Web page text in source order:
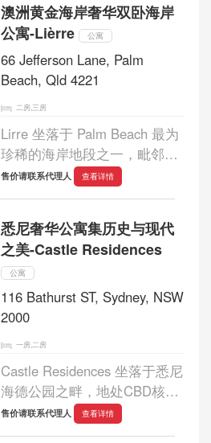
所 Rothelowman Architects 精
心构思与打造，以光影...
澳洲黄金海岸奢华双卧海岸
公寓-Lièrre
公寓
66 Jefferson Lane, Palm
Beach, Qld 4221
二房,三房
Lirre 坐落于 Palm Beach 最为
珍稀的海岸地段之一，毗邻
Tallebudgera Creek 与
社区生活之间取得恰到好处的
平衡。项目以对在地生活方
式...
售价请联系代理人 查看详情
悉尼奢华公寓集历史与现代
之美-Castle Residences
公寓
116 Bathurst ST, Sydney, NSW
2000
一房,二房
Castle Residences 坐落于悉尼
海德公园之畔，地处CBD核心
地段，尊享奢华生活的至高境
界，打造城市中极具标志性的
售价请联系代理人 查看详情